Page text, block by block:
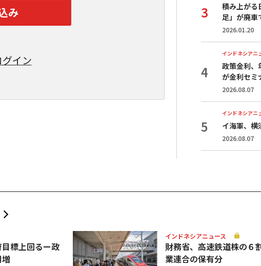
み
イン
積み上がる
足」が廃車
2026.01.20
インドネシアニ
政策金利、
が金利セミ
2026.08.07
インドネシアニ
イ海軍、横
2026.08.07
標上回るー政
インドネシアニュース
財務省、高速鉄道株の６
業連合の保有分